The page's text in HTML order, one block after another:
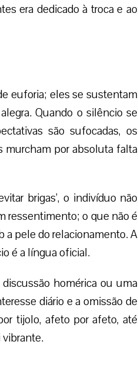
era dedicado à troca e ao
euforia; eles se sustentam
Quando o silêncio se
são sufocadas, os
murcham por absoluta falta
brigas’, o indivíduo não
ressentimento; o que não é
a pele do relacionamento. A
é a língua oficial.
homérica ou uma
diário e a omissão de
tijolo, afeto por afeto, até